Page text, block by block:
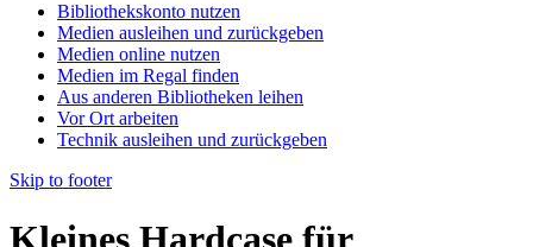
Bibliothekskonto nutzen
Medien ausleihen und zurückgeben
Medien online nutzen
Medien im Regal finden
Aus anderen Bibliotheken leihen
Vor Ort arbeiten
Technik ausleihen und zurückgeben
Skip to footer
Kleines Hardcase für